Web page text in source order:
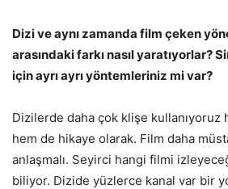
Dizi ve aynı zamanda film çeken
arasındaki farkı nasıl yaratıyorlar?
için ayrı ayrı yöntemleriniz mi var?
Dizilerde daha çok klişe kullanıyoruz
hem de hikaye olarak. Film daha
anlaşmalı. Seyirci hangi filmi
biliyor. Dizide yüzlerce kanal var bir